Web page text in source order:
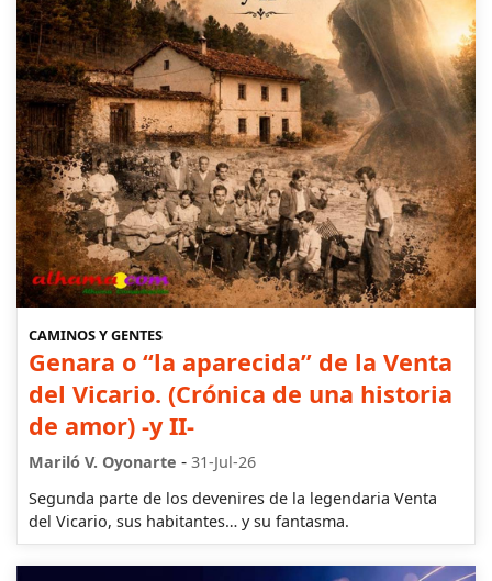
CAMINOS Y GENTES
Genara o “la aparecida” de la Venta
del Vicario. (Crónica de una historia
de amor) -y II-
Mariló V. Oyonarte - 31-Jul-26
Segunda parte de los devenires de la legendaria Venta
del Vicario, sus habitantes… y su fantasma.